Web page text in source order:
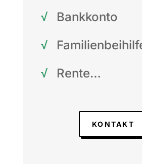
√ Bankkonto
√
√ Rente…
KONTAKT